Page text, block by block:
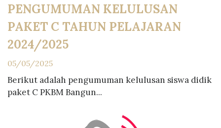
PENGUMUMAN KELULUSAN
PAKET C TAHUN PELAJARAN
2024/2025
05/05/2025
Berikut adalah pengumuman kelulusan siswa didik
paket C PKBM Bangun...